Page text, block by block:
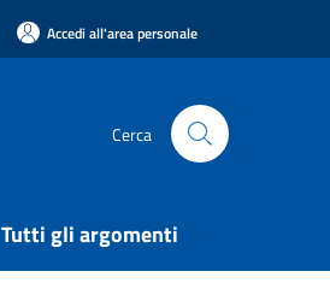
Accedi all'area personale
Cerca
Tutti gli argomenti